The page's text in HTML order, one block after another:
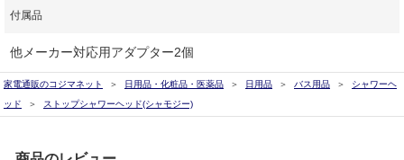
付属品
他メーカー対応用アダプター2個
家電通販のコジマネット 日用品・化粧品・医薬品 日用品 バス用品
シャワーヘ
ッド
ストップシャワーヘッド(シャモジー)